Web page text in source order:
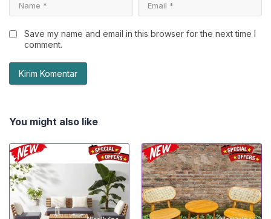
Save my name and email in this browser for the next time I
comment.
You might also like